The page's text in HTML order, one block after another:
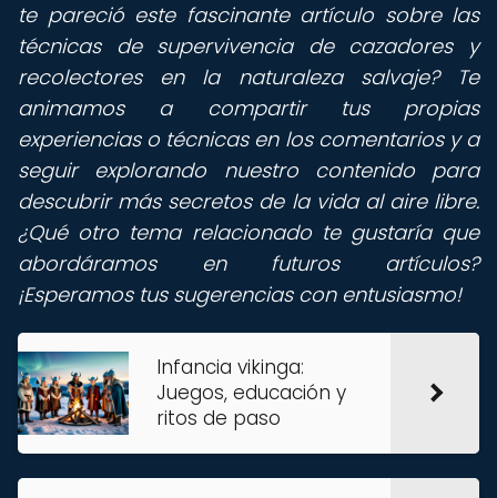
te pareció este fascinante artículo sobre las
técnicas de supervivencia de cazadores y
recolectores en la naturaleza salvaje? Te
animamos a compartir tus propias
experiencias o técnicas en los comentarios y a
seguir explorando nuestro contenido para
descubrir más secretos de la vida al aire libre.
¿Qué otro tema relacionado te gustaría que
abordáramos en futuros artículos?
¡Esperamos tus sugerencias con entusiasmo!
Infancia vikinga:
Juegos, educación y
ritos de paso